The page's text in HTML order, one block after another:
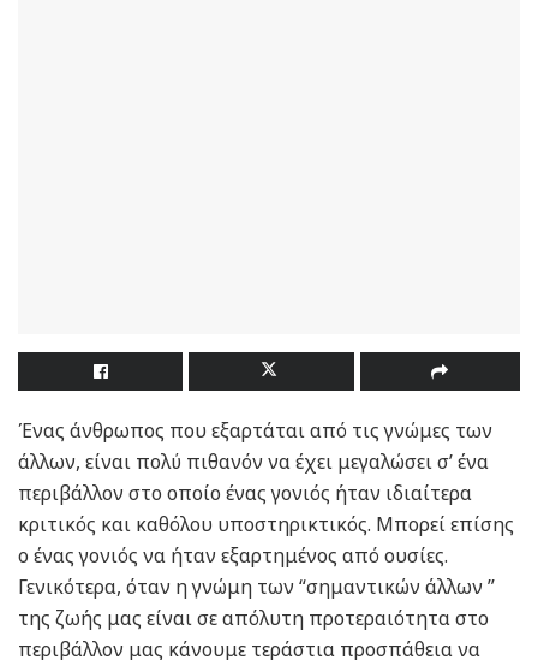
Ένας άνθρωπος που εξαρτάται από τις γνώμες των
άλλων, είναι πολύ πιθανόν να έχει μεγαλώσει σ’ ένα
περιβάλλον στο οποίο ένας γονιός ήταν ιδιαίτερα
κριτικός και καθόλου υποστηρικτικός. Μπορεί επίσης
ο ένας γονιός να ήταν εξαρτημένος από ουσίες.
Γενικότερα, όταν η γνώμη των “σημαντικών άλλων ”
της ζωής μας είναι σε απόλυτη προτεραιότητα στο
περιβάλλον μας κάνουμε τεράστια προσπάθεια να